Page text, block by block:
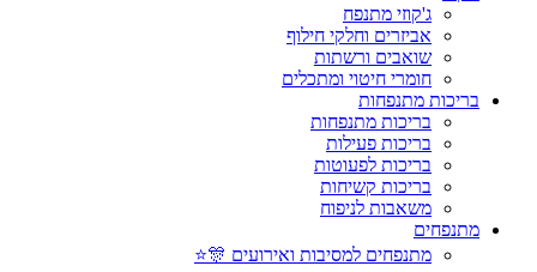
ג'קוזי מתנפח
אביזרים וחלקי חילוף
שואבים ורשתות
חומרי חיטוי ומתכלים
בריכות מתנפחות
בריכות מתנפחות
בריכות פעילות
בריכות לפעוטות
בריכות קשיחות
משאבות לניפוח
מתנפחים
מתנפחים למסיבות ואירועים 🎊⭐